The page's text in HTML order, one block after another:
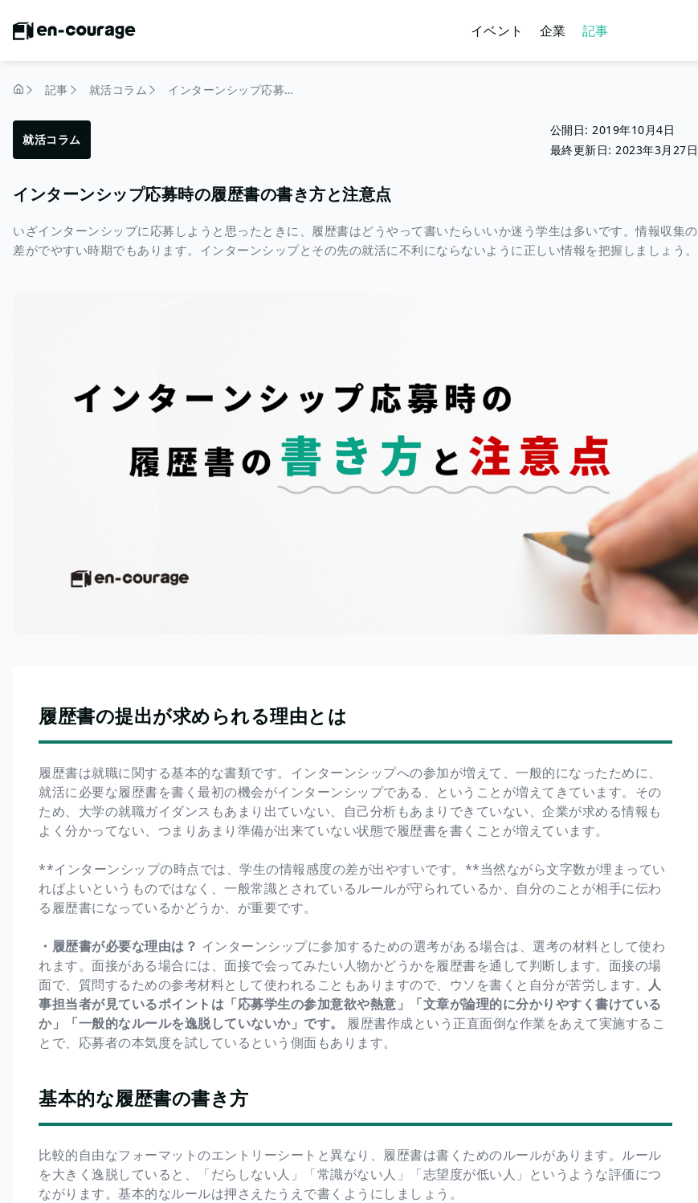
イベント 企業 記事
記事 就活コラム インターンシップ応募時の履歴書の書き方と注意点
就活コラム
公開日:2019年10月4日
最終更新日:2023年3月27日
インターンシップ応募時の履歴書の書き方と注意点
いざインターンシップに応募しようと思ったときに、履歴書はどうやって書いたらいいか迷う学生は多いです。情報収集の
差がでやすい時期でもあります。インターンシップとその先の就活に不利にならないように正しい情報を把握しましょう。
履歴書の提出が求められる理由とは
履歴書は就職に関する基本的な書類です。インターンシップへの参加が増えて、一般的になったために、
就活に必要な履歴書を書く最初の機会がインターンシップである、ということが増えてきています。その
ため、大学の就職ガイダンスもあまり出ていない、自己分析もあまりできていない、企業が求める情報も
よく分かってない、つまりあまり準備が出来ていない状態で履歴書を書くことが増えています。
**インターンシップの時点では、学生の情報感度の差が出やすいです。**当然ながら文字数が埋まってい
ればよいというものではなく、一般常識とされているルールが守られているか、自分のことが相手に伝わ
る履歴書になっているかどうか、が重要です。
・履歴書が必要な理由は？ インターンシップに参加するための選考がある場合は、選考の材料として使わ
れます。面接がある場合には、面接で会ってみたい人物かどうかを履歴書を通して判断します。面接の場
面で、質問するための参考材料として使われることもありますので、ウソを書くと自分が苦労します。 人
事担当者が見ているポイントは「応募学生の参加意欲や熱意」「文章が論理的に分かりやすく書けている
か」「一般的なルールを逸脱していないか」です。
履歴書作成という正直面倒な作業をあえて実施するこ
とで、応募者の本気度を試しているという側面もあります。
基本的な履歴書の書き方
比較的自由なフォーマットのエントリーシートと異なり、履歴書は書くためのルールがあります。ルール
を大きく逸脱していると、「だらしない人」「常識がない人」「志望度が低い人」というような評価につ
ながります。基本的なルールは押さえたうえで書くようにしましょう。